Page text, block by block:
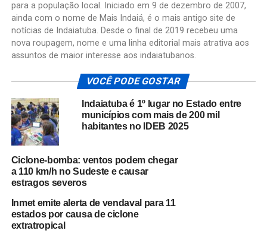
para a população local. Iniciado em 9 de dezembro de 2007,
ainda com o nome de Mais Indaiá, é o mais antigo site de
notícias de Indaiatuba. Desde o final de 2019 recebeu uma
nova roupagem, nome e uma linha editorial mais atrativa aos
assuntos de maior interesse aos indaiatubanos.
VOCÊ PODE GOSTAR
Indaiatuba é 1º lugar no Estado entre
municípios com mais de 200 mil
habitantes no IDEB 2025
Ciclone-bomba: ventos podem chegar
a 110 km/h no Sudeste e causar
estragos severos
Inmet emite alerta de vendaval para 11
estados por causa de ciclone
extratropical